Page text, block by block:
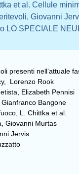
et al. Cellule
Giovanni
LO SPECIALE
presenti nell’attuale
Lorenzo Rook
Elizabeth Pennisi
Bangone
L. Chittka et al.
Giovanni Murtas
Jervis